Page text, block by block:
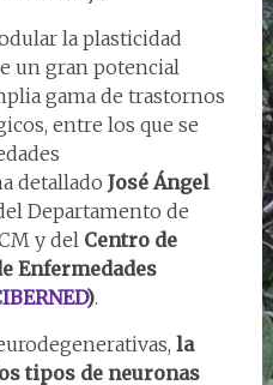
la plasticidad
un gran potencial
gama de trastornos
entre los que se
detallado José Ángel
Departamento de
y del Centro de
Enfermedades
).
la
tipos de neuronas